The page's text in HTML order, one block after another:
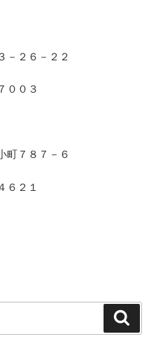
－２６－２２
００３
町７８７－６
２１